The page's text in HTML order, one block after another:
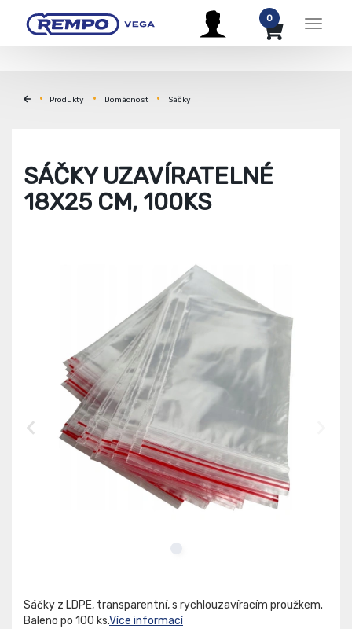
Menu
0
Produkty Domácnost Sáčky
SÁČKY UZAVÍRATELNÉ
18X25 CM, 100KS
Sáčky z LDPE, transparentní, s rychlouzavíracím proužkem.
Baleno po 100 ks.Více informací